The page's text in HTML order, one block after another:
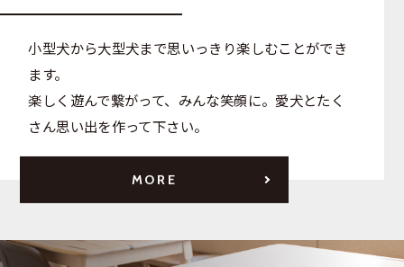
小型犬から大型犬まで思いっきり楽しむことができ
ます。
楽しく遊んで繋がって、みんな笑顔に。愛犬とたく
さん思い出を作って下さい。
MORE